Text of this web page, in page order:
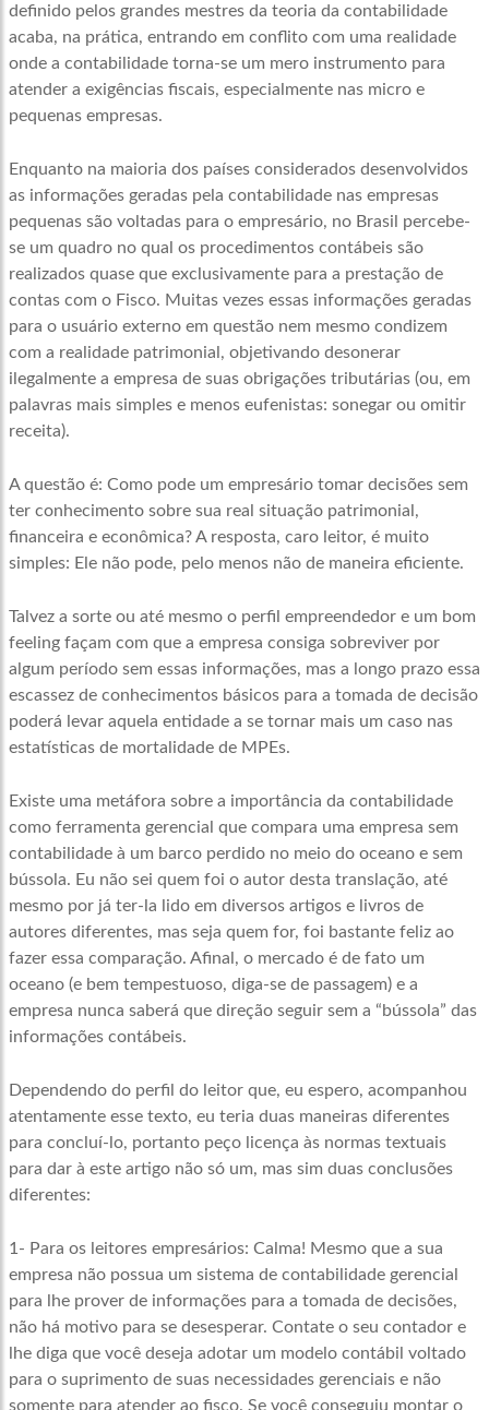
definido pelos grandes mestres da teoria da contabilidade
acaba, na prática, entrando em conflito com uma realidade
onde a contabilidade torna-se um mero instrumento para
atender a exigências fiscais, especialmente nas micro e
pequenas empresas.
Enquanto na maioria dos países considerados desenvolvidos
as informações geradas pela contabilidade nas empresas
pequenas são voltadas para o empresário, no Brasil percebe-
se um quadro no qual os procedimentos contábeis são
realizados quase que exclusivamente para a prestação de
contas com o Fisco. Muitas vezes essas informações geradas
para o usuário externo em questão nem mesmo condizem
com a realidade patrimonial, objetivando desonerar
ilegalmente a empresa de suas obrigações tributárias (ou, em
palavras mais simples e menos eufenistas: sonegar ou omitir
receita).
A questão é: Como pode um empresário tomar decisões sem
ter conhecimento sobre sua real situação patrimonial,
financeira e econômica? A resposta, caro leitor, é muito
simples: Ele não pode, pelo menos não de maneira eficiente.
Talvez a sorte ou até mesmo o perfil empreendedor e um bom
feeling façam com que a empresa consiga sobreviver por
algum período sem essas informações, mas a longo prazo essa
escassez de conhecimentos básicos para a tomada de decisão
poderá levar aquela entidade a se tornar mais um caso nas
estatísticas de mortalidade de MPEs.
Existe uma metáfora sobre a importância da contabilidade
como ferramenta gerencial que compara uma empresa sem
contabilidade à um barco perdido no meio do oceano e sem
bússola. Eu não sei quem foi o autor desta translação, até
mesmo por já ter-la lido em diversos artigos e livros de
autores diferentes, mas seja quem for, foi bastante feliz ao
fazer essa comparação. Afinal, o mercado é de fato um
oceano (e bem tempestuoso, diga-se de passagem) e a
empresa nunca saberá que direção seguir sem a “bússola” das
informações contábeis.
Dependendo do perfil do leitor que, eu espero, acompanhou
atentamente esse texto, eu teria duas maneiras diferentes
para concluí-lo, portanto peço licença às normas textuais
para dar à este artigo não só um, mas sim duas conclusões
diferentes:
1- Para os leitores empresários: Calma! Mesmo que a sua
empresa não possua um sistema de contabilidade gerencial
para lhe prover de informações para a tomada de decisões,
não há motivo para se desesperar. Contate o seu contador e
lhe diga que você deseja adotar um modelo contábil voltado
para o suprimento de suas necessidades gerenciais e não
somente para atender ao fisco. Se você conseguiu montar o